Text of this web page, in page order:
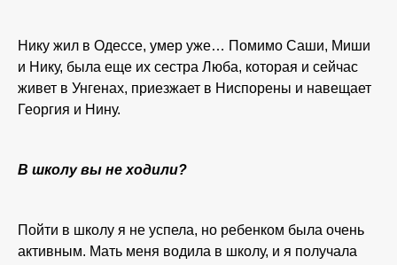
Нику жил в Одессе, умер уже… Помимо Саши, Миши
и Нику, была еще их сестра Люба, которая и сейчас
живет в Унгенах, приезжает в Ниспорены и навещает
Георгия и Нину.
В школу вы не ходили?
Пойти в школу я не успела, но ребенком была очень
активным. Мать меня водила в школу, и я получала